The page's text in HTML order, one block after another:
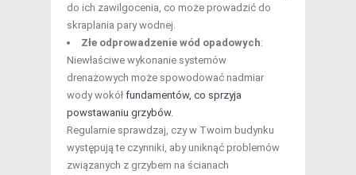
do ich zawilgocenia, co może prowadzić do
skraplania pary wodnej.
Złe odprowadzenie wód opadowych:
Niewłaściwe wykonanie systemów
drenażowych może spowodować nadmiar
wody wokół fundamentów, co sprzyja
powstawaniu grzybów.
Regularnie sprawdzaj, czy w Twoim budynku
występują te czynniki, aby uniknąć problemów
związanych z grzybem na ścianach